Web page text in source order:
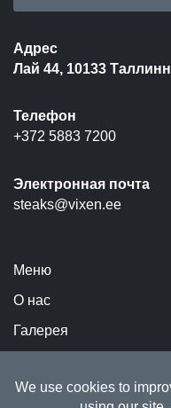
Адрес
Лай 44, 10133 Таллинн
Телефон
+372 5883 7200
Электронная почта
steaks@vixen.ee
Меню
О нас
Галерея